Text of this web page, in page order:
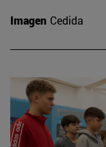
Imagen Cedida